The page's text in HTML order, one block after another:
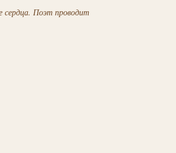
сердца. Поэт проводит